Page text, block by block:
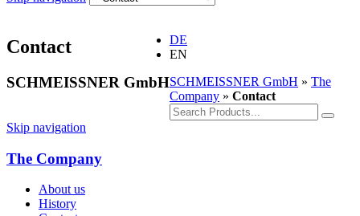
Contact
SCHMEISSNER GmbH
DE
EN
SCHMEISSNER GmbH » The
Company » Contact
Skip navigation
The Company
About us
History